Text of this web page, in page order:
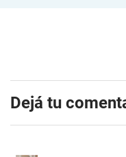
Dejá tu